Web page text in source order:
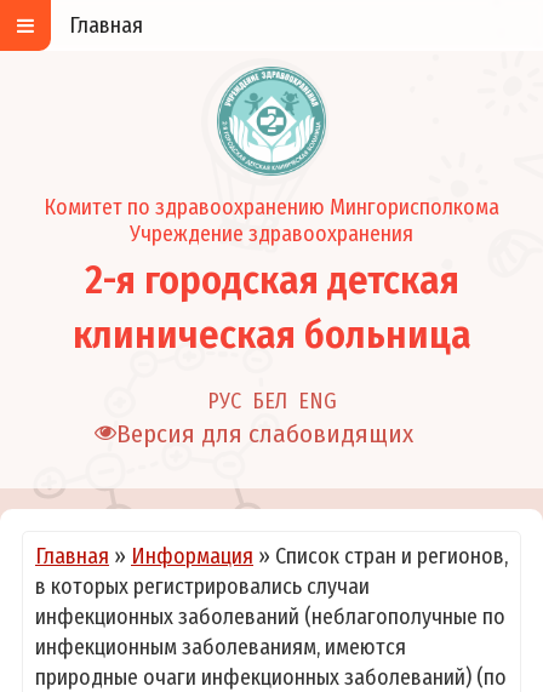
Комитет по здравоохранению Мингорисполкома
Учреждение здравоохранения
2-я городская детская
клиническая больница
РУС БЕЛ ENG
Версия для слабовидящих
Главная
Главная » Информация » Список стран и регионов,
в которых регистрировались случаи
инфекционных заболеваний (неблагополучные по
инфекционным заболеваниям, имеются
природные очаги инфекционных заболеваний) (по